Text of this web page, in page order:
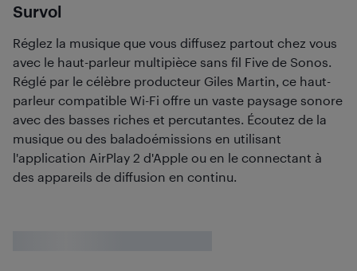
Survol
Réglez la musique que vous diffusez partout chez vous
avec le haut-parleur multipièce sans fil Five de Sonos.
Réglé par le célèbre producteur Giles Martin, ce haut-
parleur compatible Wi-Fi offre un vaste paysage sonore
avec des basses riches et percutantes. Écoutez de la
musique ou des baladoémissions en utilisant
l'application AirPlay 2 d'Apple ou en le connectant à
des appareils de diffusion en continu.